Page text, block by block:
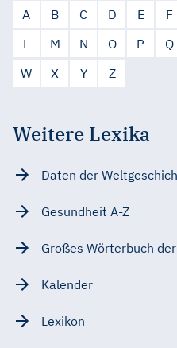
A B C D E F
L
M N O P Q
W
X Y Z
Weitere Lexika
Daten der
Gesundheit A-Z
Großes Wörterbuch
Kalender
Lexikon